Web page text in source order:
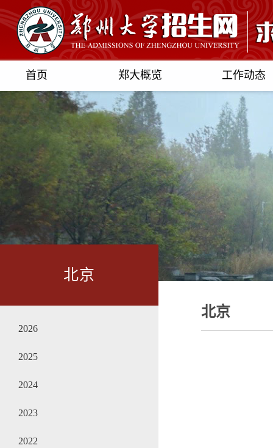
首页 郑大概览 工作动态
北京
2026
2025
2024
2023
2022
北京